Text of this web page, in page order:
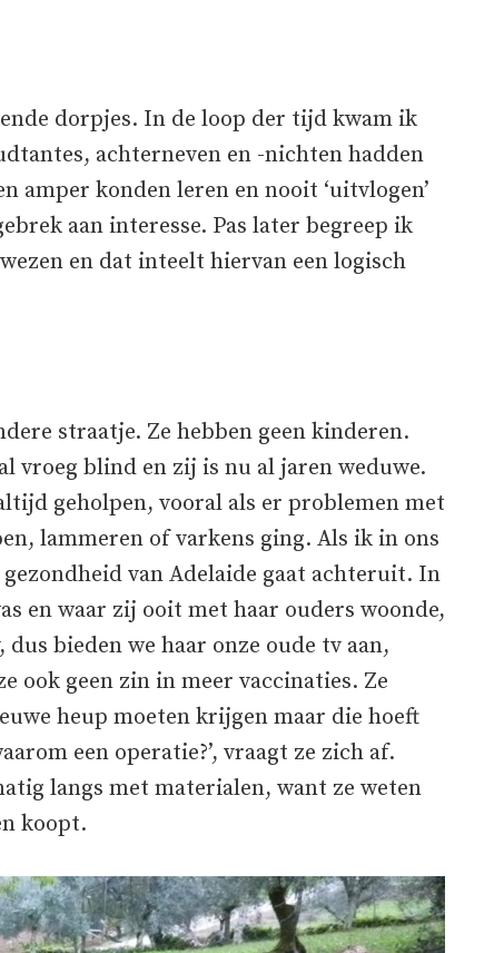
dorpjes. In de loop der tijd kwam ik
achterneven en -nichten hadden
amper konden leren en nooit ‘uitvlogen’
aan interesse. Pas later begreep ik
en dat inteelt hiervan een logisch
straatje. Ze hebben geen kinderen.
vroeg blind en zij is nu al jaren weduwe.
geholpen, vooral als er problemen met
lammeren of varkens ging. Als ik in ons
van Adelaide gaat achteruit. In
en waar zij ooit met haar ouders woonde,
bieden we haar onze oude tv aan,
ook geen zin in meer vaccinaties. Ze
heup moeten krijgen maar die hoeft
een operatie?’, vraagt ze zich af.
langs met materialen, want ze weten
koopt.